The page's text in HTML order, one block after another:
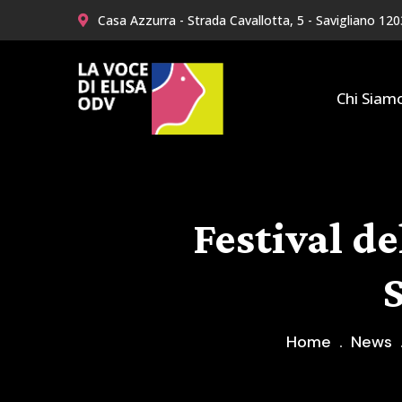
Casa Azzurra - Strada Cavallotta, 5 - Savigliano
Chi
Festival
Home News